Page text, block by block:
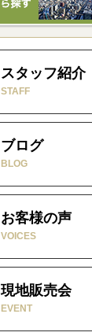
スタッフ紹介
STAFF
ブログ
BLOG
お客様の声
VOICES
現地販売会
EVENT